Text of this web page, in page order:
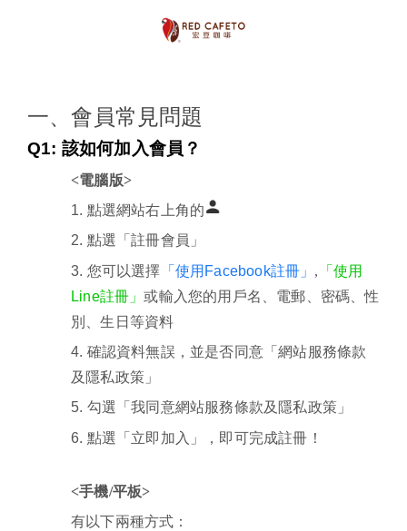
一、會員常見問題
Q1: 該如何加入會員？
<電腦版>
1. 點選網站右上角的
2. 點選「註冊會員」
3. 您可以選擇 「使用 Facebook註冊」 , 「使用
Line註冊」或輸入您的用戶名、電郵、密碼、性
別、生日等資料
4. 確認資料無誤，並是否同意「網站服務條款
及隱私政策」
5. 勾選「我同意網站服務條款及隱私政策」
6. 點選「立即加入」，即可完成註冊 ！
<手機/平板>
有以下兩種方式：